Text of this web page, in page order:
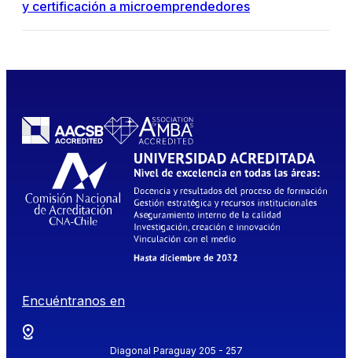
y certificación a microemprendedores
Encuéntranos en
Diagonal Paraguay 205 - 257